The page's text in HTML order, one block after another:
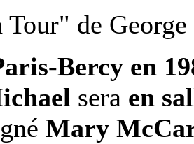
de
Bercy en
sera en
Mary